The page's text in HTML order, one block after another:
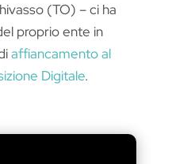
(TO) – ci ha
proprio ente in
affiancamento al
Digitale.